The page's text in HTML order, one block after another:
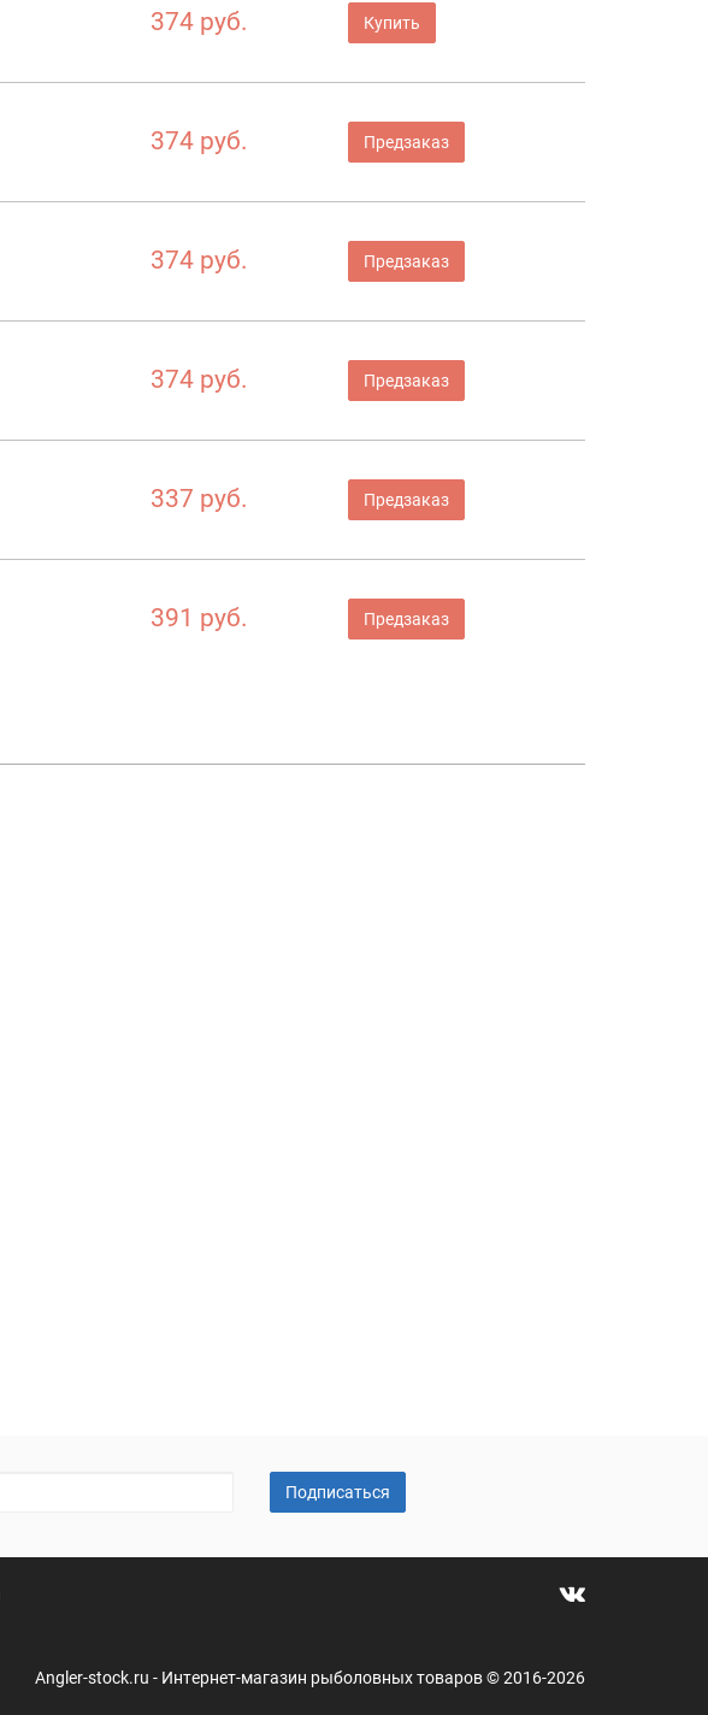
374 руб. Купить
374 руб. Предзаказ
374 руб. Предзаказ
374 руб. Предзаказ
337 руб. Предзаказ
391 руб. Предзаказ
Подписаться
Angler-stock.ru - Интернет-магазин рыболовных товаров © 2016-2026